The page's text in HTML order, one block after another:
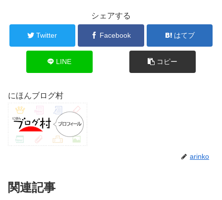
シェアする
Twitter Facebook はてブ
LINE コピー
にほんブログ村
arinko
関連記事